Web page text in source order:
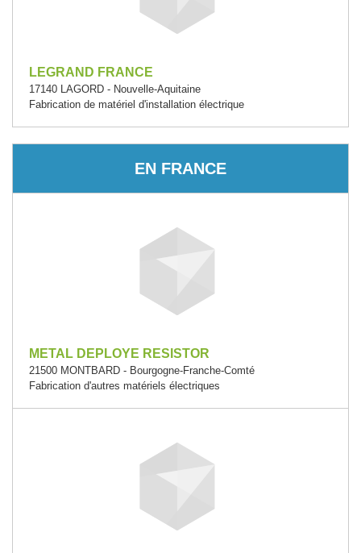
LEGRAND FRANCE
17140 LAGORD - Nouvelle-Aquitaine
Fabrication de matériel d'installation électrique
EN FRANCE
METAL DEPLOYE RESISTOR
21500 MONTBARD - Bourgogne-Franche-Comté
Fabrication d'autres matériels électriques